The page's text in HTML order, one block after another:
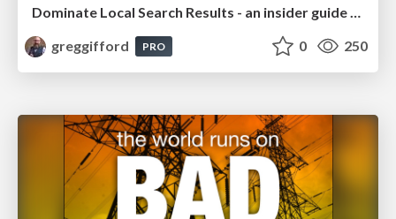
greggifford
PRO 0 250